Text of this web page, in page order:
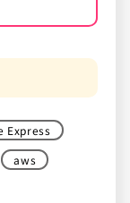
Express
aws